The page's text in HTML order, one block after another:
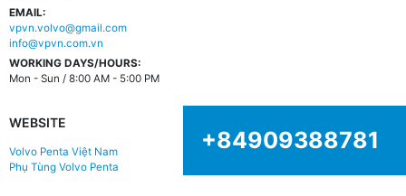
EMAIL:
vpvn.volvo@gmail.com
info@vpvn.com.vn
WORKING DAYS/HOURS:
Mon - Sun / 8:00 AM - 5:00 PM
WEBSITE
Volvo Penta Việt Nam
Phụ Tùng Volvo Penta
+84909388781